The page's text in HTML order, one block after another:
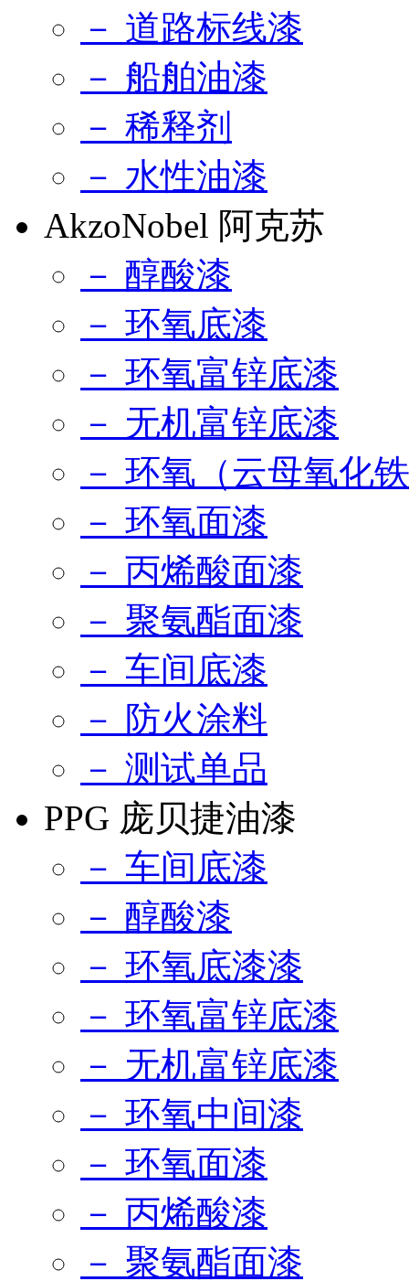
－ 道路标线漆
－ 船舶油漆
－ 稀释剂
－ 水性油漆
AkzoNobel 阿克苏
－ 醇酸漆
－ 环氧底漆
－ 环氧富锌底漆
－ 无机富锌底漆
－ 环氧（云母氧化
－ 环氧面漆
－ 丙烯酸面漆
－ 聚氨酯面漆
－ 车间底漆
－ 防火涂料
－ 测试单品
PPG 庞贝捷油漆
－ 车间底漆
－ 醇酸漆
－ 环氧底漆漆
－ 环氧富锌底漆
－ 无机富锌底漆
－ 环氧中间漆
－ 环氧面漆
－ 丙烯酸漆
－ 聚氨酯面漆